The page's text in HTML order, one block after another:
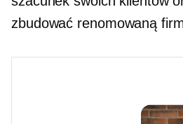
zbudować renomowaną